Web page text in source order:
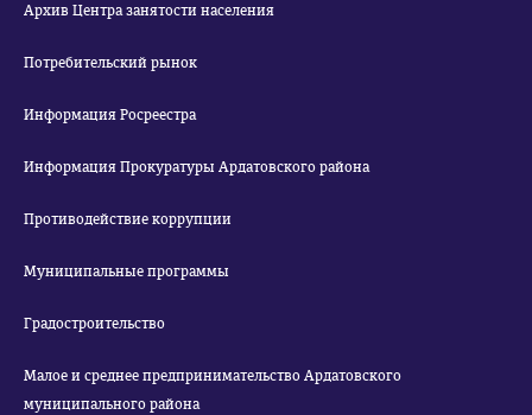
Архив Центра занятости населения
Потребительский рынок
Информация Росреестра
Информация Прокуратуры Ардатовского района
Противодействие коррупции
Муниципальные программы
Градостроительство
Малое и среднее предпринимательство Ардатовского
муниципального района